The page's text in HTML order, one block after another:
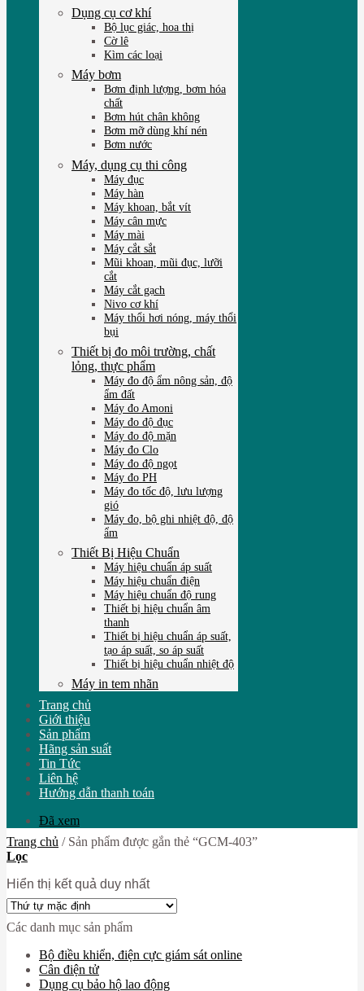
Dụng cụ cơ khí
Bộ lục giác, hoa thị
Cờ lê
Kìm các loại
Máy bơm
Bơm định lượng, bơm hóa
chất
Bơm hút chân không
Bơm mỡ dùng khí nén
Bơm nước
Máy, dụng cụ thi công
Máy đục
Máy hàn
Máy khoan, bắt vít
Máy cân mực
Máy mài
Máy cắt sắt
Mũi khoan, mũi đục, lưỡi
cắt
Máy cắt gạch
Nivo cơ khí
Máy thổi hơi nóng, máy thổi
bụi
Thiết bị đo môi trường, chất
lỏng, thực phẩm
Máy đo độ ẩm nông sản, độ
ẩm đất
Máy đo Amoni
Máy đo độ đục
Máy đo độ mặn
Máy đo Clo
Máy đo độ ngọt
Máy đo PH
Máy đo tốc độ, lưu lượng
gió
Máy đo, bộ ghi nhiệt độ, độ
ẩm
Thiết Bị Hiệu Chuẩn
Máy hiệu chuẩn áp suất
Máy hiệu chuẩn điện
Máy hiệu chuẩn độ rung
Thiết bị hiệu chuẩn âm
thanh
Thiết bị hiệu chuẩn áp suất,
tạo áp suất, so áp suất
Thiết bị hiệu chuẩn nhiệt độ
Máy in tem nhãn
Trang chủ
Giới thiệu
Sản phẩm
Hãng sản suất
Tin Tức
Liên hệ
Hướng dẫn thanh toán
Đã xem
Trang chủ /Sản phẩm được gắn thẻ “GCM-403”
Lọc
Hiển thị kết quả duy nhất
Các danh mục sản phẩm
Bộ điều khiển, điện cực giám sát online
Cân điện tử
Dụng cụ bảo hộ lao động